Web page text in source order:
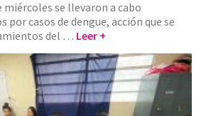
miércoles se llevaron a cabo
casos de dengue, acción que se
del … Leer +